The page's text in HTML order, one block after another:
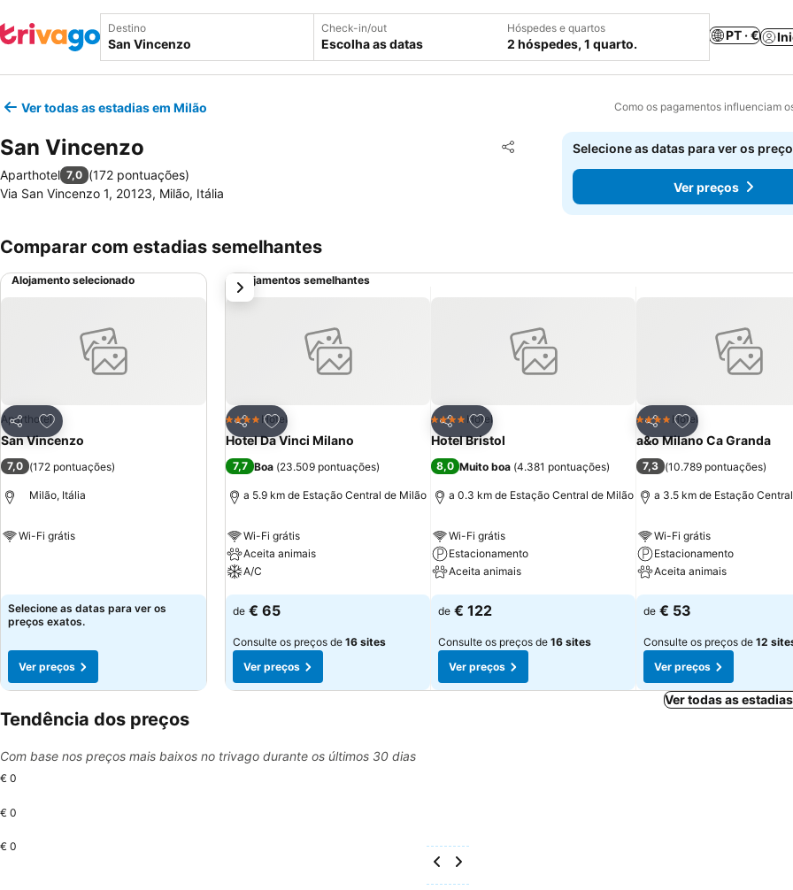
Destino Check-in/out
Escolha as datas
Hóspedes e quartos
2 hóspedes, 1 quarto.
PT · €
Ver todas as estadias em Milão Como os pagamentos influenciam
San Vincenzo Partilhar
Adicionar aos favoritos
Aparthotel 7,0 (172 pontuações)
Via San Vincenzo 1, 20123, Milão, Itália
Selecione as datas para ver os
Ver preços
Comparar com estadias semelhantes
Alojamento selecionado
Partilhar
Adicionar aos favoritos
Aparthotel
San Vincenzo
7,0 (172 pontuações)
Milão, Itália
Wi-Fi grátis
Selecione as datas para ver os
preços exatos.
Ver preços
Alojamentos semelhantes
Partilhar
Adicionar aos favoritos
4 EstrelasHotel
Hotel Da Vinci Milano
7,7 Boa (23.509 pontuações)
a 5.9 km de Estação Central de Milão
Wi-Fi grátis
Aceita animais
A/C
Ver preços
de € 65
Consulte os preços de 16 sites
Ver preços
Partilhar
Adicionar aos favoritos
4 EstrelasHotel
Hotel Bristol
8,0 Muito boa (4.381 pontuações)
a 0.3 km de Estação Central de Milão
Wi-Fi grátis
Estacionamento
Aceita animais
Ver preços
de € 122
Consulte os preços de 16 sites
Ver preços
Partilhar
Adicionar aos
4 EstrelasHotel
a&o Milano Ca Granda
7,3 (10.789 pontuações)
a 3.5 km de Estação
Wi-Fi grátis
Estacionamento
Aceita animais
Ver preços
de € 53
Consulte os preços de 12
Ver preços
próximo
Ver todas as
Tendência dos preços
Com base nos preços mais baixos no trivago durante os últimos 30 dias
€ 0
€ 0
€ 0